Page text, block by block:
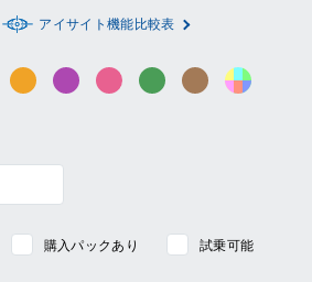
アイサイト機能比較表
イエロー系オレンジ系パープル系ピンク系 グリーン系ブラウン系
購入パックあり
試乗可能